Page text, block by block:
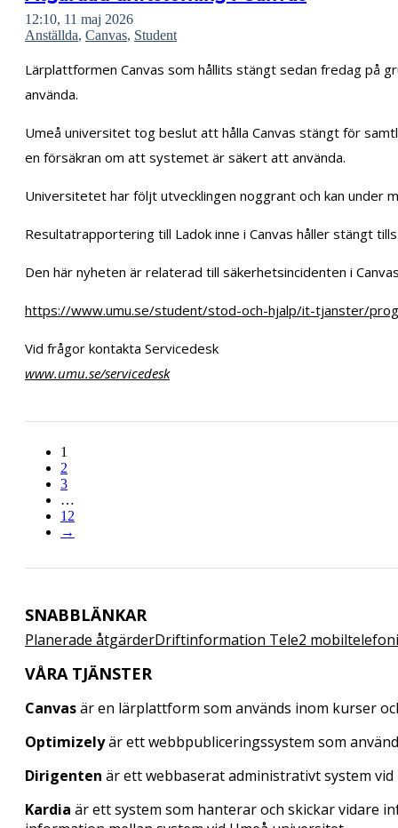
12:10, 11 maj 2026
Anställda, Canvas, Student
Lärplattformen Canvas som hållits stängt sedan fredag på
använda.
Umeå universitet tog beslut att hålla Canvas stängt för
en försäkran om att systemet är säkert att använda.
Universitetet har följt utvecklingen noggrant och kan under
Resultatrapportering till Ladok inne i Canvas håller stängt
Den här nyheten är relaterad till säkerhetsincidenten i
https://www.umu.se/student/stod-och-hjalp/it-tjanster/
Vid frågor kontakta Servicedesk
www.umu.se/servicedesk
1
2
3
…
12
→
SNABBLÄNKAR
Planerade åtgärderDriftinformation Tele2 mobiltelefoni
VÅRA TJÄNSTER
Canvasär en lärplattform som används inom kurser
Optimizelyär ett webbpubliceringssystem som
Dirigenten är ett webbaserat administrativt system
Kardia är ett system som hanterar och skickar vidare